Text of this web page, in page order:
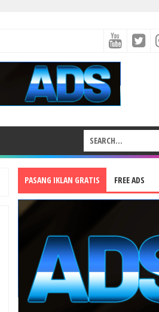
PASANG IKLAN GRATIS FREE ADS